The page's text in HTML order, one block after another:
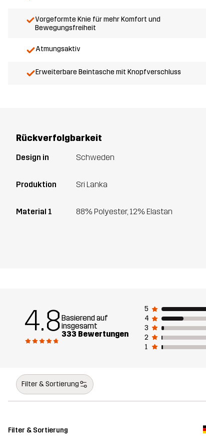
Vorgeformte Knie für mehr Komfort und
Bewegungsfreiheit
Atmungsaktiv
Erweiterbare Beintasche mit Knopfverschluss
Rückverfolgbarkeit
Design in Schweden
Produktion Sri Lanka
Material 1 88% Polyester, 12% Elastan
4.8Basierend auf
insgesamt
333 Bewertungen
5
4
3
2
1
Filter & Sortierung
Filter & Sortierung